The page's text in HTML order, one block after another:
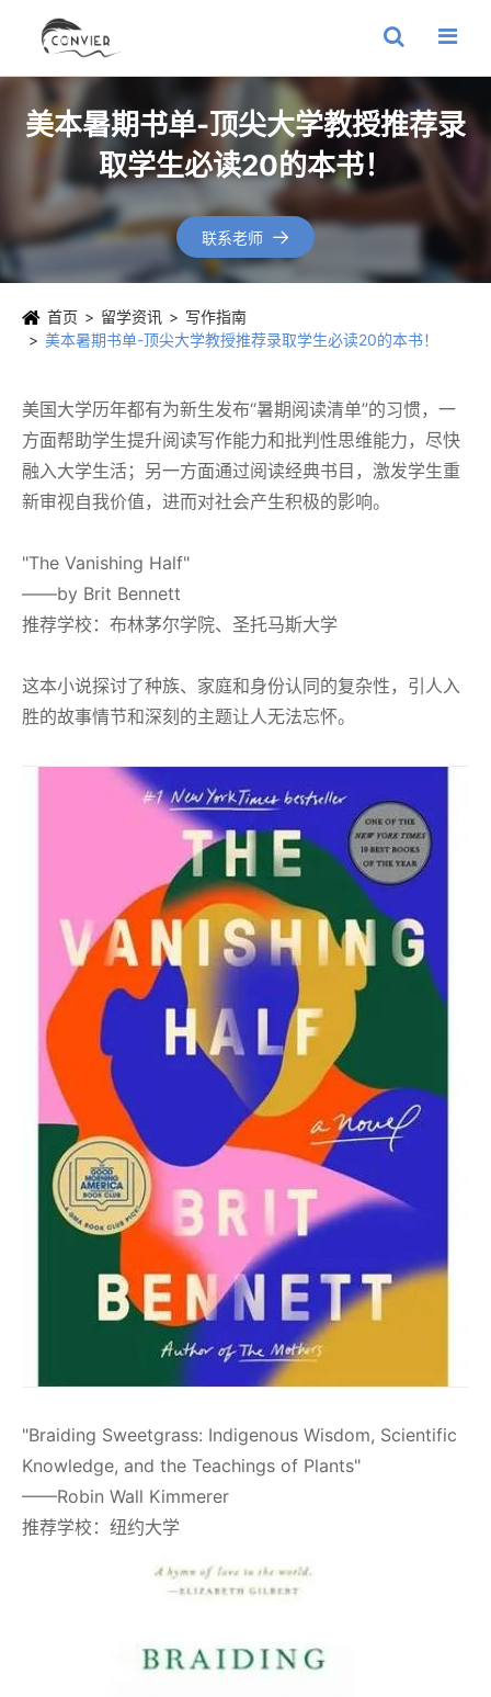
美本暑期书单-顶尖大学教授推荐录
取学生必读20的本书！
联系老师 
首页 留学资讯
写作指南
美本暑期书单-顶尖大学教授推荐录取学生必读20的本书！
美国大学历年都有为新生发布“暑期阅读清单”的习惯，一
方面帮助学生提升阅读写作能力和批判性思维能力，尽快
融入大学生活；另一方面通过阅读经典书目，激发学生重
新审视自我价值，进而对社会产生积极的影响。
"The Vanishing Half"
——by Brit Bennett
推荐学校：布林茅尔学院、圣托马斯大学
这本小说探讨了种族、家庭和身份认同的复杂性，引人入
胜的故事情节和深刻的主题让人无法忘怀。
"Braiding Sweetgrass: Indigenous Wisdom, Scientific
Knowledge, and the Teachings of Plants"
——Robin Wall Kimmerer
推荐学校：纽约大学